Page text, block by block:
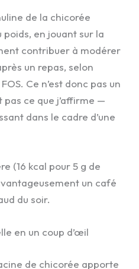
de la chicorée
en jouant sur la
contribuer à modérer
un repas, selon
Ce n’est donc pas un
pas ce que j’affirme —
dans le cadre d’une
(16 kcal pour 5 g de
un café
du soir.
en un coup d’œil
de chicorée apporte